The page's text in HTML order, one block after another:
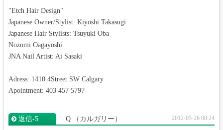
"Etch Hair Design"
Japanese Owner/Stylist: Kiyoshi Takasugi
Japanese Hair Stylists: Tsuyuki Oba
Nozomi Oagayoshi
JNA Nail Artist: Ai Sasaki
Adress: 1410 4Street SW Calgary
Apointment: 403 457 5797
返信‐5 Q （カルガリー） 2012-05-26 08:24